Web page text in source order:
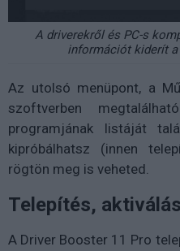
A driverekről és PC-s
információt kiderít a
Az utolsó menüpont, a
szoftverben
programjának listáját
kipróbálhatsz (innen
rögtön meg is veheted.
Telepítés, aktiválás
A Driver Booster 11 Pro